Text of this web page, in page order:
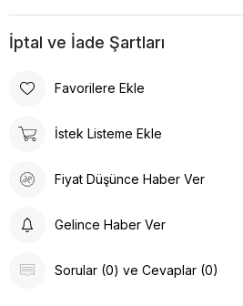
İptal ve İade Şartları
Favorilere Ekle
İstek Listeme Ekle
Fiyat Düşünce Haber Ver
Gelince Haber Ver
Sorular (0) ve Cevaplar (0)